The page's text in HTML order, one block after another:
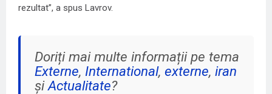
rezultat”, a spus Lavrov.
Doriți mai multe informații pe tema
Externe, International, externe, iran
șiActualitate?